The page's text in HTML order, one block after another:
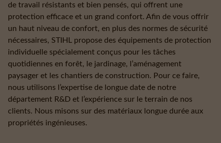
de travail résistants et bien pensés, qui offrent une
protection efficace et un grand confort. Afin de vous offrir
un haut niveau de confort, en plus des normes de sécurité
nécessaires, STIHL propose des équipements de protection
individuelle spécialement conçus pour les tâches
quotidiennes en forêt, le jardinage, l’aménagement
paysager et les chantiers de construction. Pour ce faire,
nous utilisons l’expertise de longue date de notre
département R&D et l’expérience sur le terrain de nos
clients. Nous misons sur des matériaux longue durée aux
propriétés ingénieuses.